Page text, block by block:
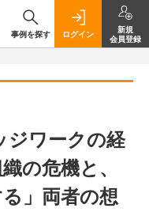
事例を探す ログイン
新規
会員登録
ジワークの経
の危機と、
る」両者の想